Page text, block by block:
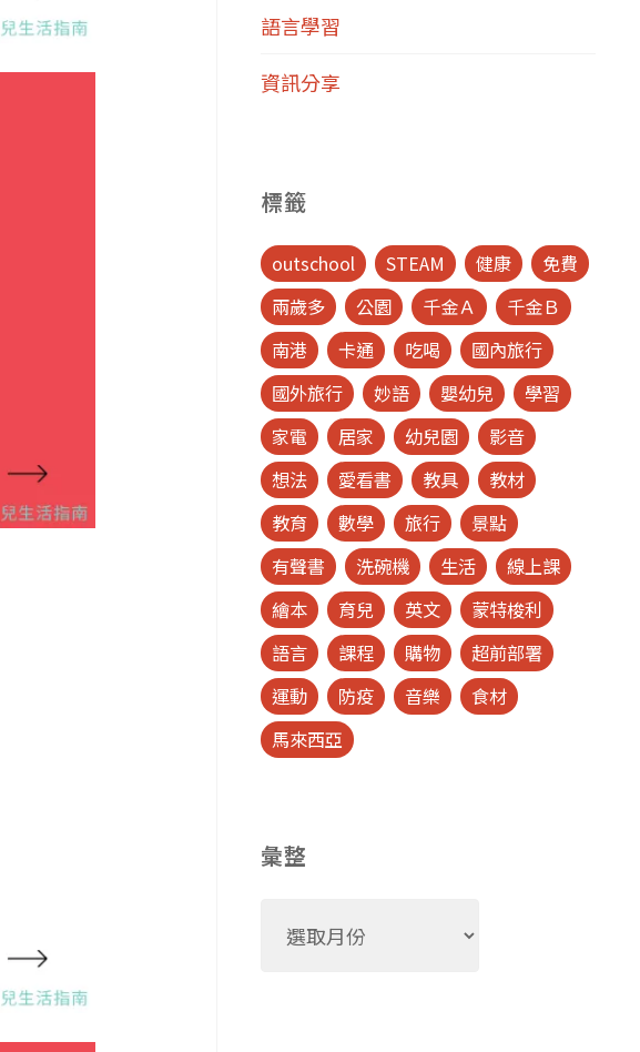
語言學習
資訊分享
標籤
outschool STEAM 健康
免費
兩歲多
公園 千金Ａ
千金Ｂ
南港
卡通 吃喝
國內旅行
國外旅行
妙語 嬰幼兒
學習
家電
居家 幼兒園
影音
想法
愛看書 教具
教材
教育
數學 旅行
景點
有聲書
洗碗機 生活
線上課
繪本
育兒 英文
蒙特梭利
語言
課程 購物
超前部署
運動
防疫 音樂
食材
馬來西亞
彙整